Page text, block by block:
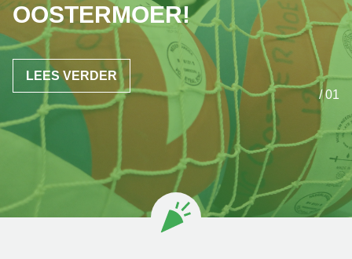
OOSTERMOER!
LEES VERDER
/ 01